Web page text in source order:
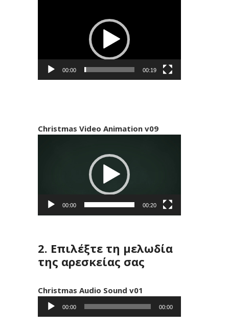
00:00 00:19
Christmas Video Animation v09
00:00 00:20
2. Επιλέξτε τη μελωδία
της αρεσκείας σας
Christmas Audio Sound v01
Πρόγραμμα
Αναπαραγωγής
00:00 00:00